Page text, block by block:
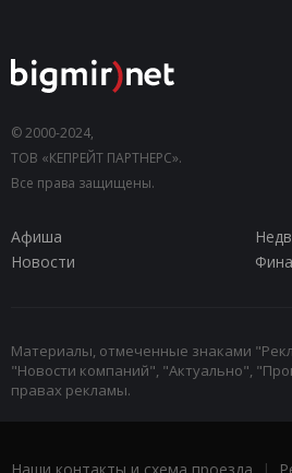
© 2000-2024,
ТОВ «КЕПРЕЙТ ПАРТНЕРС».
Все права защищены.
Афиша
Новости
Материалы, отмеченные знаками
"Новости компаний", "Актуально",
правах рекламы.
Наши контакты и схема проезда |